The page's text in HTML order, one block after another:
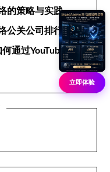
的策略与实践
公关公司排行榜
通过YouTube网络
立即体验